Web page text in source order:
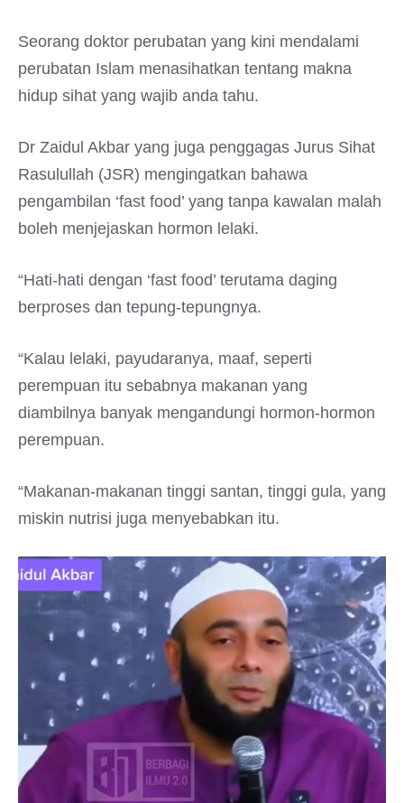
Seorang doktor perubatan yang kini mendalami
perubatan Islam menasihatkan tentang makna
hidup sihat yang wajib anda tahu.
Dr Zaidul Akbar yang juga penggagas Jurus Sihat
Rasulullah (JSR) mengingatkan bahawa
pengambilan ‘fast food’ yang tanpa kawalan malah
boleh menjejaskan hormon lelaki.
“Hati-hati dengan ‘fast food’ terutama daging
berproses dan tepung-tepungnya.
“Kalau lelaki, payudaranya, maaf, seperti
perempuan itu sebabnya makanan yang
diambilnya banyak mengandungi hormon-hormon
perempuan.
“Makanan-makanan tinggi santan, tinggi gula, yang
miskin nutrisi juga menyebabkan itu.